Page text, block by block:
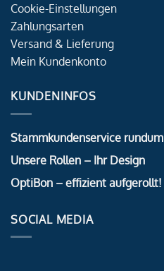
Cookie-Einstellungen
Zahlungsarten
Versand & Lieferung
Mein Kundenkonto
KUNDENINFOS
Stammkundenservice rundum
Unsere Rollen – Ihr Design
OptiBon – effizient aufgerollt!
SOCIAL MEDIA